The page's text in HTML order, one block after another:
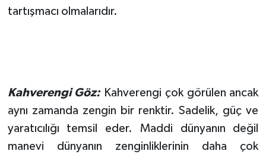
tartışmacı olmalarıdır.
Kahverengi Göz:Kahverengi çok görülen ancak
aynı zamanda zengin bir renktir. Sadelik, güç ve
yaratıcılığı temsil eder. Maddi dünyanın değil
manevi dünyanın zenginliklerinin daha çok